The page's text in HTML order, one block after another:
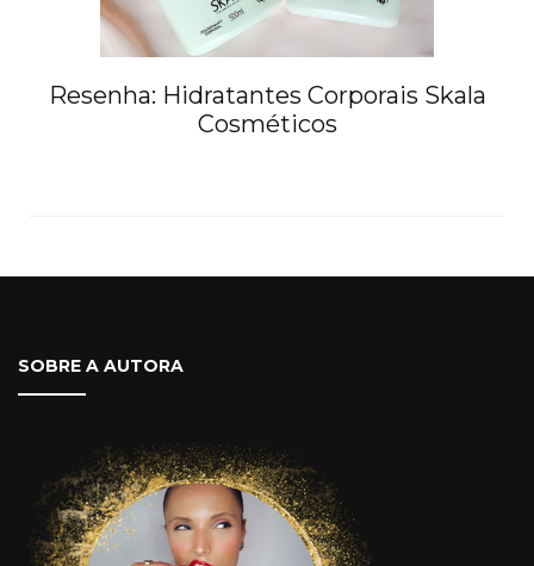
Resenha: Hidratantes Corporais Skala
Cosméticos
SOBRE A AUTORA